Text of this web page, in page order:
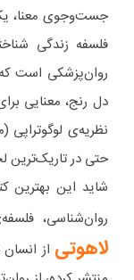
جست‌وجوی معنا، یکی
فلسفه زندگی
روان‌پزشکی است که
دل رنج، معنایی
نظریه‌ی لوگوتراپی
حتی در تاریک‌ترین
شاید این بهترین
روان‌شناسی،
لاهوتی از